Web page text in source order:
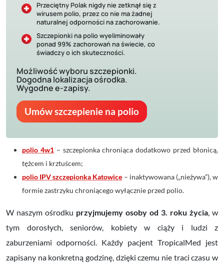
Przeciętny Polak nigdy nie zetknął się z
wirusem polio, przez co nie ma żadnej
naturalnej odporności na zachorowanie.
Szczepionki na polio wyeliminowały
ponad 99% zachorowań na świecie, co
świadczy o ich skuteczności.
Możliwość wyboru szczepionki.
Dogodna lokalizacja ośrodka.
Wygodne e-zapisy.
Umów szczepienie na polio
polio 4w1 – szczepionka chroniąca dodatkowo przed błonicą,
tężcem i krztuścem;
polio IPV szczepionka Katowice – inaktywowana („nieżywa”), w
formie zastrzyku chroniącego wyłącznie przed polio.
W naszym ośrodku przyjmujemy osoby od 3. roku życia, w
tym dorosłych, seniorów, kobiety w ciąży i ludzi z
zaburzeniami odporności. Każdy pacjent TropicalMed jest
zapisany na konkretną godzinę, dzięki czemu nie traci czasu w